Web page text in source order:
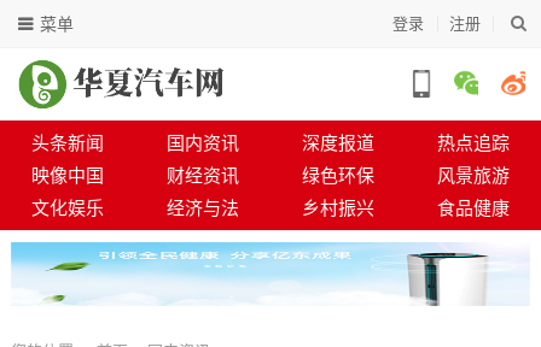
登录 注册
菜单
头条新闻 国内资讯 深度报道
热点追踪
映像中国
财经资讯 绿色环保
风景旅游
文化娱乐
经济与法 乡村振兴 食品健康